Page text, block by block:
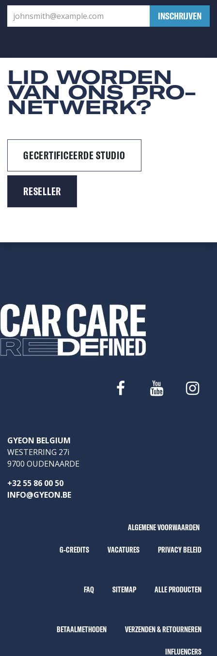
​INSCHRIJVEN
LID WORDEN
VAN ONS PRO-
NETWERK?
GECERTIFICEERDE STUDIO
RESELLER
GYEON BELGIUM
WESTERRING 27i
9700 OUDENAARDE
+32 55 86 00 50
INFO@GYEON.BE
ALGEMENE VOORWAARDEN
G-CREDITS VACATURES PRIVACY BELEID
FAQ SITEMAP ALLE PRODUCTEN
BETAALMETHODEN VERZENDEN & RETOURNEREN
INFLUENCERS